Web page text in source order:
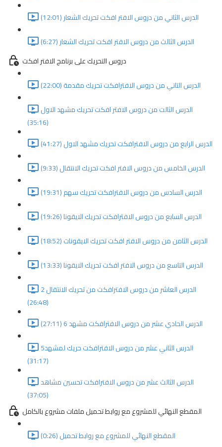
الدرس الثاني من دروس الافتر افكت تحريك الشعار (12:01)
الدرس الثالث من دروس الافتر افكت تحريك الشعار (6:27)
دروس التحريك على برنامج الافتر افكت
الدرس التاني من دروس الافترافكت تحريك مقدمة (22:00)
الدرس الثالت من دروس الافتر افكت تحريك مشهد الاول
(35:16)
الدرس الرابع من دروس الافترافكت تحريك مشهد الاول (41:27)
الدرس الخامس من دروس الافتر افكت تحريك الانتقال (9:33)
الدرس السادس من دروس الافترافكت تحريك سهم (19:31)
الدرس السابع من دروس الافترافكت تحريك الايقونا (19:26)
الدرس الثامن من دروس الافتر افكت تحريك الايقونات (18:52)
الدرس التاسع من دروس الافتر افكت تحريك الايقونا (13:33)
الدرس العاشر من دروس الافترافكت من تحريك الانتقال 2
(26:48)
الدرس الحادي عشر من دروس الافترافكت مشهد 6 (27:11)
الدرس الثاني عشر من دروس الافترافكت حريك لمشهد5
(31:17)
الدرس الثالث عشر من دروس الافترافكت تحسين مشاهد
(37:05)
المقطع النهائي للمشروع مع روابط تحميل ملفات مشروع بالكامل
المقطع النهائي للمشروع مع روابط تحميل (0:26)